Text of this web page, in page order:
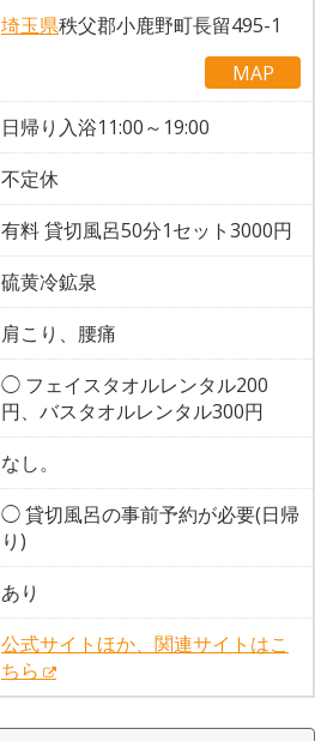
埼玉県秩父郡小鹿野町長留495-1
MAP
日帰り入浴11:00～19:00
不定休
有料 貸切風呂50分1セット3000円
硫黄冷鉱泉
肩こり、腰痛
◯ フェイスタオルレンタル200
円、バスタオルレンタル300円
なし。
◯ 貸切風呂の事前予約が必要(日帰
り)
あり
公式サイトほか、関連サイトはこ
ちら